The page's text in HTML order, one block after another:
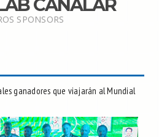
CANALAR
SPONSORS
ganadores que viajarán al Mundial